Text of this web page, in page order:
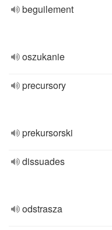
beguilement
oszukanie
precursory
prekursorski
dissuades
odstrasza